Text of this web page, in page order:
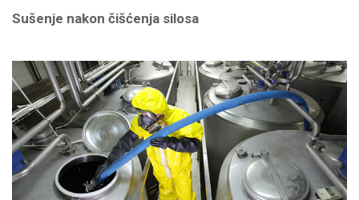
Sušenje nakon čišćenja silosa